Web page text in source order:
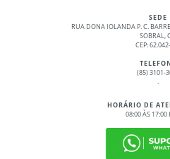
SEDE
RUA DONA IOLANDA P. C.
SOBRAL,
CEP:
(85) 3101-
.
HORÁRIO DE
08:00 ÀS 17:00